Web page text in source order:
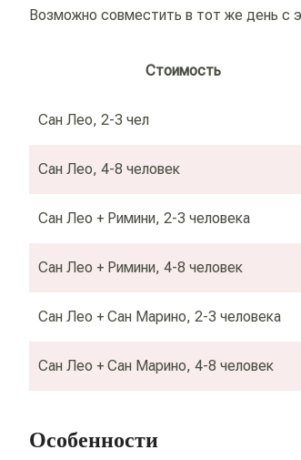
Возможно совместить в тот же день с
Стоимость
Сан Лео, 2-3 чел
Сан Лео, 4-8 человек
Сан Лео + Римини, 2-3 человека
Сан Лео + Римини, 4-8 человек
Сан Лео + Сан Марино, 2-3 человека
Сан Лео + Сан Марино, 4-8 человек
Особенности